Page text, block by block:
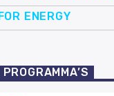
ENERGY